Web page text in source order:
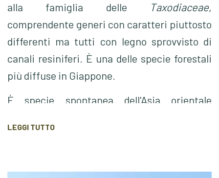
alla famiglia delle
Taxodiaceae,
comprendente generi con caratteri piuttosto
differenti ma tutti con legno sprovvisto di
canali resiniferi. È una delle specie forestali
più diffuse in Giappone.
È specie spontanea dell'Asia orientale
diffusa soprattutto come pianta
LEGGI TUTTO